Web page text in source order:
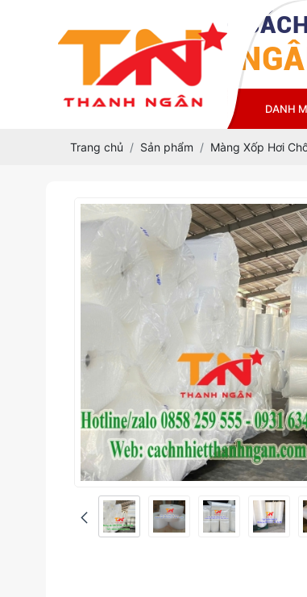
CÔNG TY TNHH
THANH
TRANG CHỦ GIỚI THIỆU DANH
Trang chủ Sản phẩm Màng Xốp Hơi